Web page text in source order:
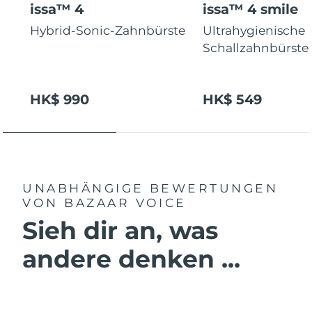
issa™ 4
Hybrid-Sonic-Zahnbürste
HK$ 990
issa™ 4 smile
Ultrahygienische
Schallzahnbürste
HK$ 549
UNABHÄNGIGE BEWERTUNGEN
VON BAZAAR VOICE
Sieh dir an, was
andere denken ...